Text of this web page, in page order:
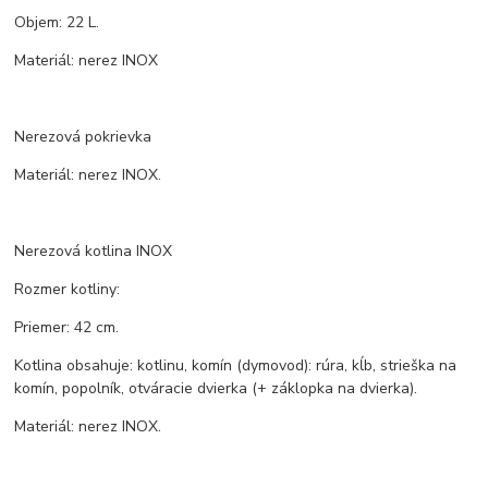
Objem: 22 L.
Materiál: nerez INOX
Nerezová pokrievka
Materiál: nerez INOX.
Nerezová kotlina INOX
Rozmer kotliny:
Priemer: 42 cm.
Kotlina obsahuje: kotlinu, komín (dymovod): rúra, kĺb, strieška na
komín, popolník, otváracie dvierka (+ záklopka na dvierka).
Materiál: nerez INOX.